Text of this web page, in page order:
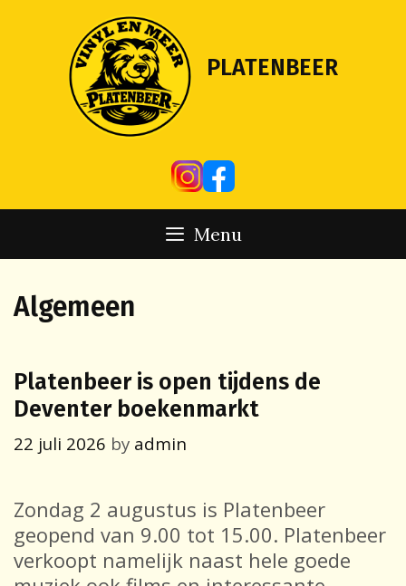
content
PLATENBEER
Menu
Algemeen
Platenbeer is open tijdens de
Deventer boekenmarkt
22 juli 2026 by admin
Zondag 2 augustus is Platenbeer
geopend van 9.00 tot 15.00. Platenbeer
verkoopt namelijk naast hele goede